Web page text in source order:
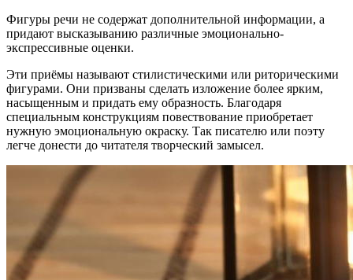
Фигуры речи не содержат дополнительной информации, а
придают высказыванию различные эмоционально-
экспрессивные оценки.
Эти приёмы называют стилистическими или риторическими
фигурами. Они призваны сделать изложение более ярким,
насыщенным и придать ему образность. Благодаря
специальным конструкциям повествование приобретает
нужную эмоциональную окраску. Так писателю или поэту
легче донести до читателя творческий замысел.